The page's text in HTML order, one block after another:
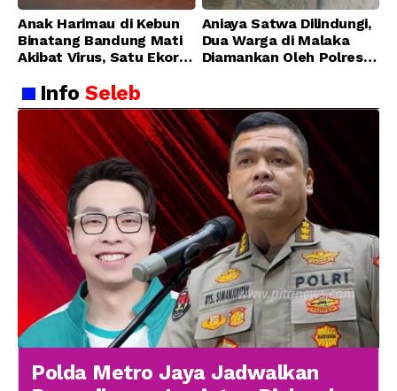
Anak Harimau di Kebun
Binatang Bandung Mati
Akibat Virus, Satu Ekor
Membaik
Aniaya Satwa Dilindungi,
Dua Warga di Malaka
Diamankan Oleh Polres
InfoSeleb
Polda Metro Jaya Jadwalkan